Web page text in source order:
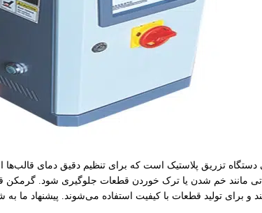
تزریق پلاستیک است که برای تنظیم دقیق دمای
مانند خم شدن یا ترک خوردن قطعات جلوگیری شود. گرمکن
برای تولید قطعات با کیفیت استفاده می‌شوند. پیشنهاد ما به